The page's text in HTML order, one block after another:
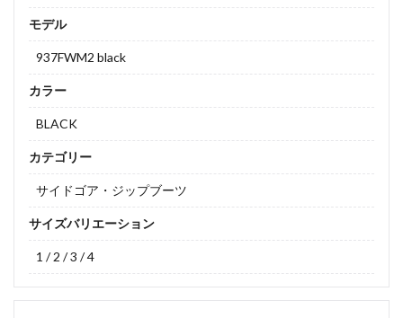
モデル
937FWM2 black
カラー
BLACK
カテゴリー
サイドゴア・ジップブーツ
サイズバリエーション
1 / 2 / 3 / 4